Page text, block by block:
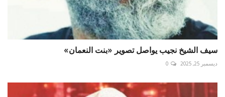
سيف الشيخ نجيب يواصل تصوير «بنت النعمان»
ديسمبر 25, 2025 0